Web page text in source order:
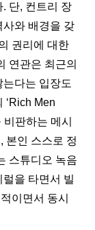
단, 컨트리 장
사와 배경을 갖
권리에 대한
연관은 최근의
다는 입장도
‘Rich Men
판하는 메시
본인 스스로 정
스튜디오 녹음
을 타면서 빌
이면서 동시